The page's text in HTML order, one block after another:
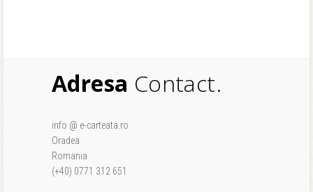
Adresa Contact.
info @ e-carteata.ro
Oradea
Romania
(+40) 0771 312 651